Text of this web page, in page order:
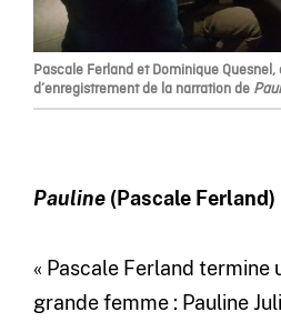
Pascale Ferland et Dominique
d’enregistrement de la narration de
Pauline(Pascale Ferland)
« Pascale Ferland termine
grande femme : Pauline